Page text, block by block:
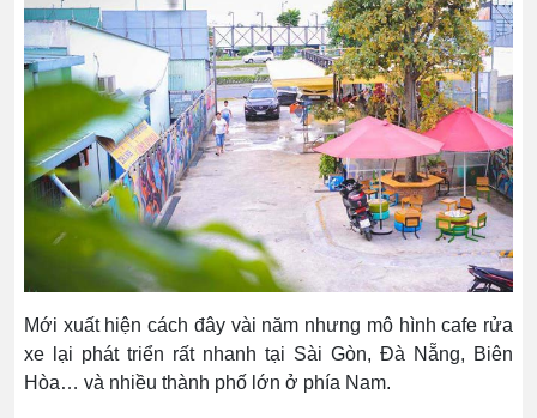
Mới xuất hiện cách đây vài năm nhưng mô hình cafe rửa
xe lại phát triển rất nhanh tại Sài Gòn, Đà Nẵng, Biên
Hòa… và nhiều thành phố lớn ở phía Nam.